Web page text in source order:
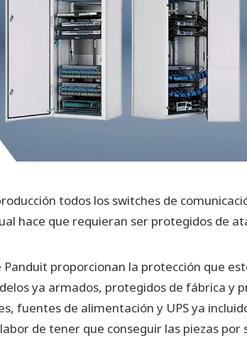
todos los switches de
hace que requieran ser protegidos de
Panduit proporcionan la protección que
ya armados, protegidos de fábrica y
fuentes de alimentación y UPS ya
de tener que conseguir las piezas por